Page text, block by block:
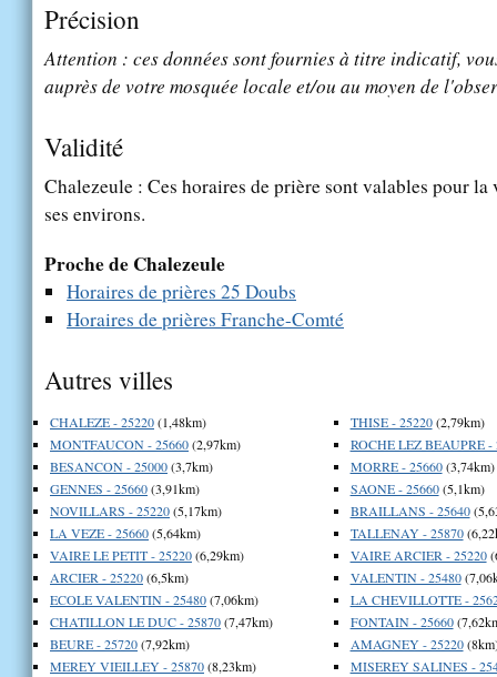
Précision
Attention : ces données sont fournies à titre indicatif,
auprès de votre mosquée locale et/ou au moyen de
Validité
Chalezeule : Ces horaires de prière sont valables pour
ses environs.
Proche de Chalezeule
Horaires de prières 25 Doubs
Horaires de prières Franche-Comté
Autres villes
CHALEZE - 25220(1,48km)
MONTFAUCON - 25660(2,97km)
BESANCON - 25000(3,7km)
GENNES - 25660(3,91km)
NOVILLARS - 25220(5,17km)
LA VEZE - 25660(5,64km)
VAIRE LE PETIT - 25220(6,29km)
ARCIER - 25220(6,5km)
ECOLE VALENTIN - 25480(7,06km)
CHATILLON LE DUC - 25870(7,47km)
BEURE - 25720(7,92km)
MEREY VIEILLEY - 25870(8,23km)
THISE - 25220(2,79km)
ROCHE LEZ BEAUPRE -
MORRE - 25660(3,74km)
SAONE - 25660(5,1km)
BRAILLANS - 25640
TALLENAY - 25870
VAIRE ARCIER - 25220
VALENTIN - 25480
LA CHEVILLOTTE -
FONTAIN - 25660
AMAGNEY - 25220
MISEREY SALINES -